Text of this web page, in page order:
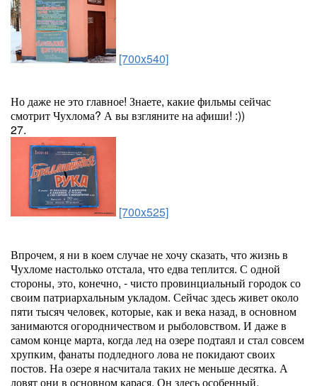
[700x540]
Но даже не это главное! Знаете, какие фильмы сейчас
смотрит Чухлома? А вы взгляните на афиши! :))
27.
[700x525]
Впрочем, я ни в коем случае не хочу сказать, что жизнь в
Чухломе настолько отстала, что едва теплится. С одной
стороны, это, конечно, - чисто провинциальный городок со
своим патриархальным укладом. Сейчас здесь живет около
пяти тысяч человек, которые, как и века назад, в основном
занимаются огородничеством и рыболовством. И даже в
самом конце марта, когда лед на озере подтаял и стал совсем
хрупким, фанаты подледного лова не покидают своих
постов. На озере я насчитала таких не меньше десятка. А
ловят они в основном карася. Он здесь особенный.